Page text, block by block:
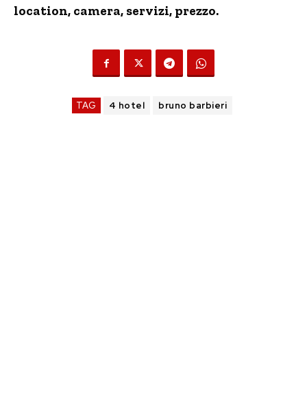
location, camera, servizi, prezzo.
TAG 4 hotel bruno barbieri